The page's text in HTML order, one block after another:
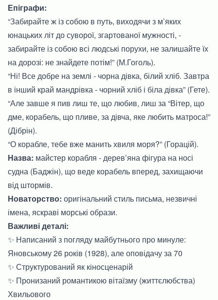
Епіграфи:
“Забирайте ж із собою в путь, виходячи з м’яких
юнацьких літ до суворої, згартованої мужності, -
забирайте із собою всі людські порухи, не залишайте їх
на дорозі: не знайдете потім!” (М.Гоголь).
“Ні! Все добре на землі - чорна дівка, білий хліб. Завтра
в інший край мандрівка - чорний хліб і біла дівка” (Гете).
“Але завше я пив лиш те, що любив, лиш за “Вітер, що
дме, корабель, що пливе, за дівча, яке любить матроса!”
(Дібрін).
“О корабле, тебе вже манить хвиля моря?” (Горацій).
Назва: майстер корабля - дерев’яна фігура на носі
судна (Баджін), що веде корабель вперед, захищаючи
від штормів.
Новаторство: оригінальний стиль письма, незвичні
імена, яскраві морські образи.
Важливі деталі:
✨ Написаний з погляду майбутнього про минуле:
Яновському 26 років (1928), але оповідачу за 70
✨ Структурований як кіносценарій
✨ Пронизаний романтикою вітаїзму (життєлюбства)
Хвильового